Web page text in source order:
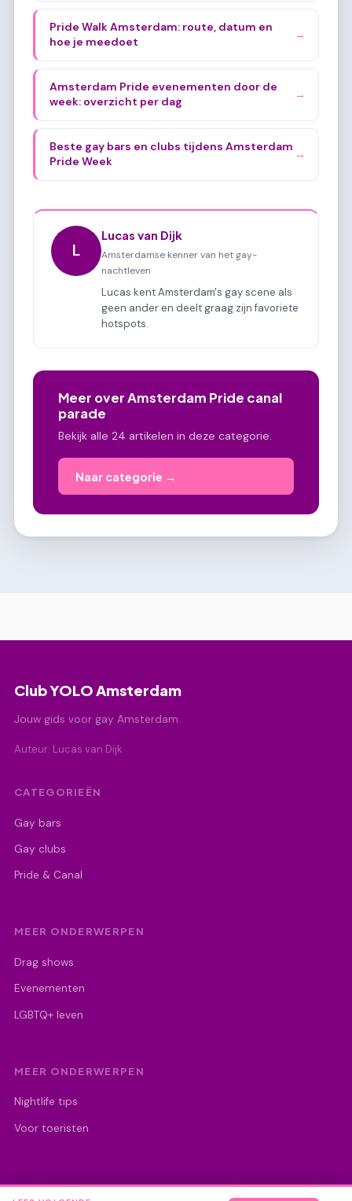
Pride Walk Amsterdam: route, datum en
hoe je meedoet
→
Amsterdam Pride evenementen door de
week: overzicht per dag
→
Beste gay bars en clubs tijdens Amsterdam
Pride Week
→
L
Lucas van Dijk
Amsterdamse kenner van het gay-
nachtleven
Lucas kent Amsterdam's gay scene als
geen ander en deelt graag zijn favoriete
hotspots.
Meer over Amsterdam Pride canal
parade
Bekijk alle 24 artikelen in deze categorie.
Naar categorie →
Club YOLO Amsterdam
Jouw gids voor gay Amsterdam.
Auteur: Lucas van Dijk
CATEGORIEËN
Gay bars
Gay clubs
Pride & Canal
MEER ONDERWERPEN
Drag shows
Evenementen
LGBTQ+ leven
MEER ONDERWERPEN
Nightlife tips
Voor toeristen